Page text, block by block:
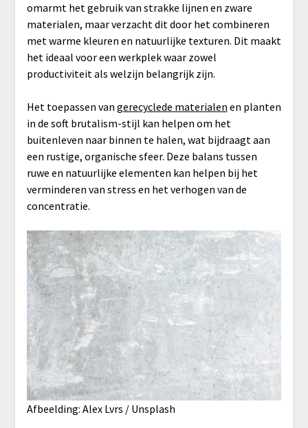
omarmt het gebruik van strakke lijnen en zware
materialen, maar verzacht dit door het combineren
met warme kleuren en natuurlijke texturen. Dit maakt
het ideaal voor een werkplek waar zowel
productiviteit als welzijn belangrijk zijn.
Het toepassen van gerecyclede materialen en planten
in de soft brutalism-stijl kan helpen om het
buitenleven naar binnen te halen, wat bijdraagt aan
een rustige, organische sfeer. Deze balans tussen
ruwe en natuurlijke elementen kan helpen bij het
verminderen van stress en het verhogen van de
concentratie.
Afbeelding: Alex Lvrs / Unsplash